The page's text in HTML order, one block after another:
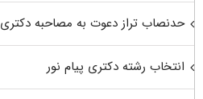
حدنصاب تراز دعوت به مصاحبه دکتری
انتخاب رشته دکتری پیام نور